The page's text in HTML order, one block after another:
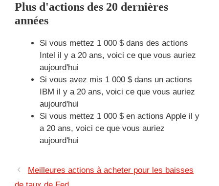
Plus d'actions des 20 dernières
années
Si vous mettez 1 000 $ dans des actions
Intel il y a 20 ans, voici ce que vous auriez
aujourd'hui
Si vous avez mis 1 000 $ dans un actions
IBM il y a 20 ans, voici ce que vous auriez
aujourd'hui
Si vous mettez 1 000 $ en actions Apple il y
a 20 ans, voici ce que vous auriez
aujourd'hui
Meilleures actions à acheter pour les baisses